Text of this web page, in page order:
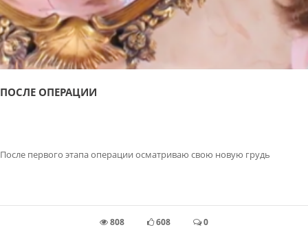
ПОСЛЕ ОПЕРАЦИИ
После первого этапа операции осматриваю свою новую грудь
808 608 0